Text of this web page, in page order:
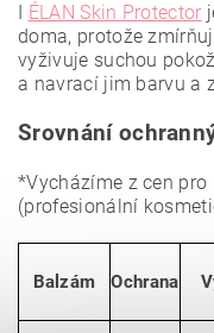
I ÉLAN Skin Protector
doma, protože
vyživuje suchou
a navrací jim barvu a
Srovnání
*Vycházíme z cen
(profesionální
Balzám Ochrana